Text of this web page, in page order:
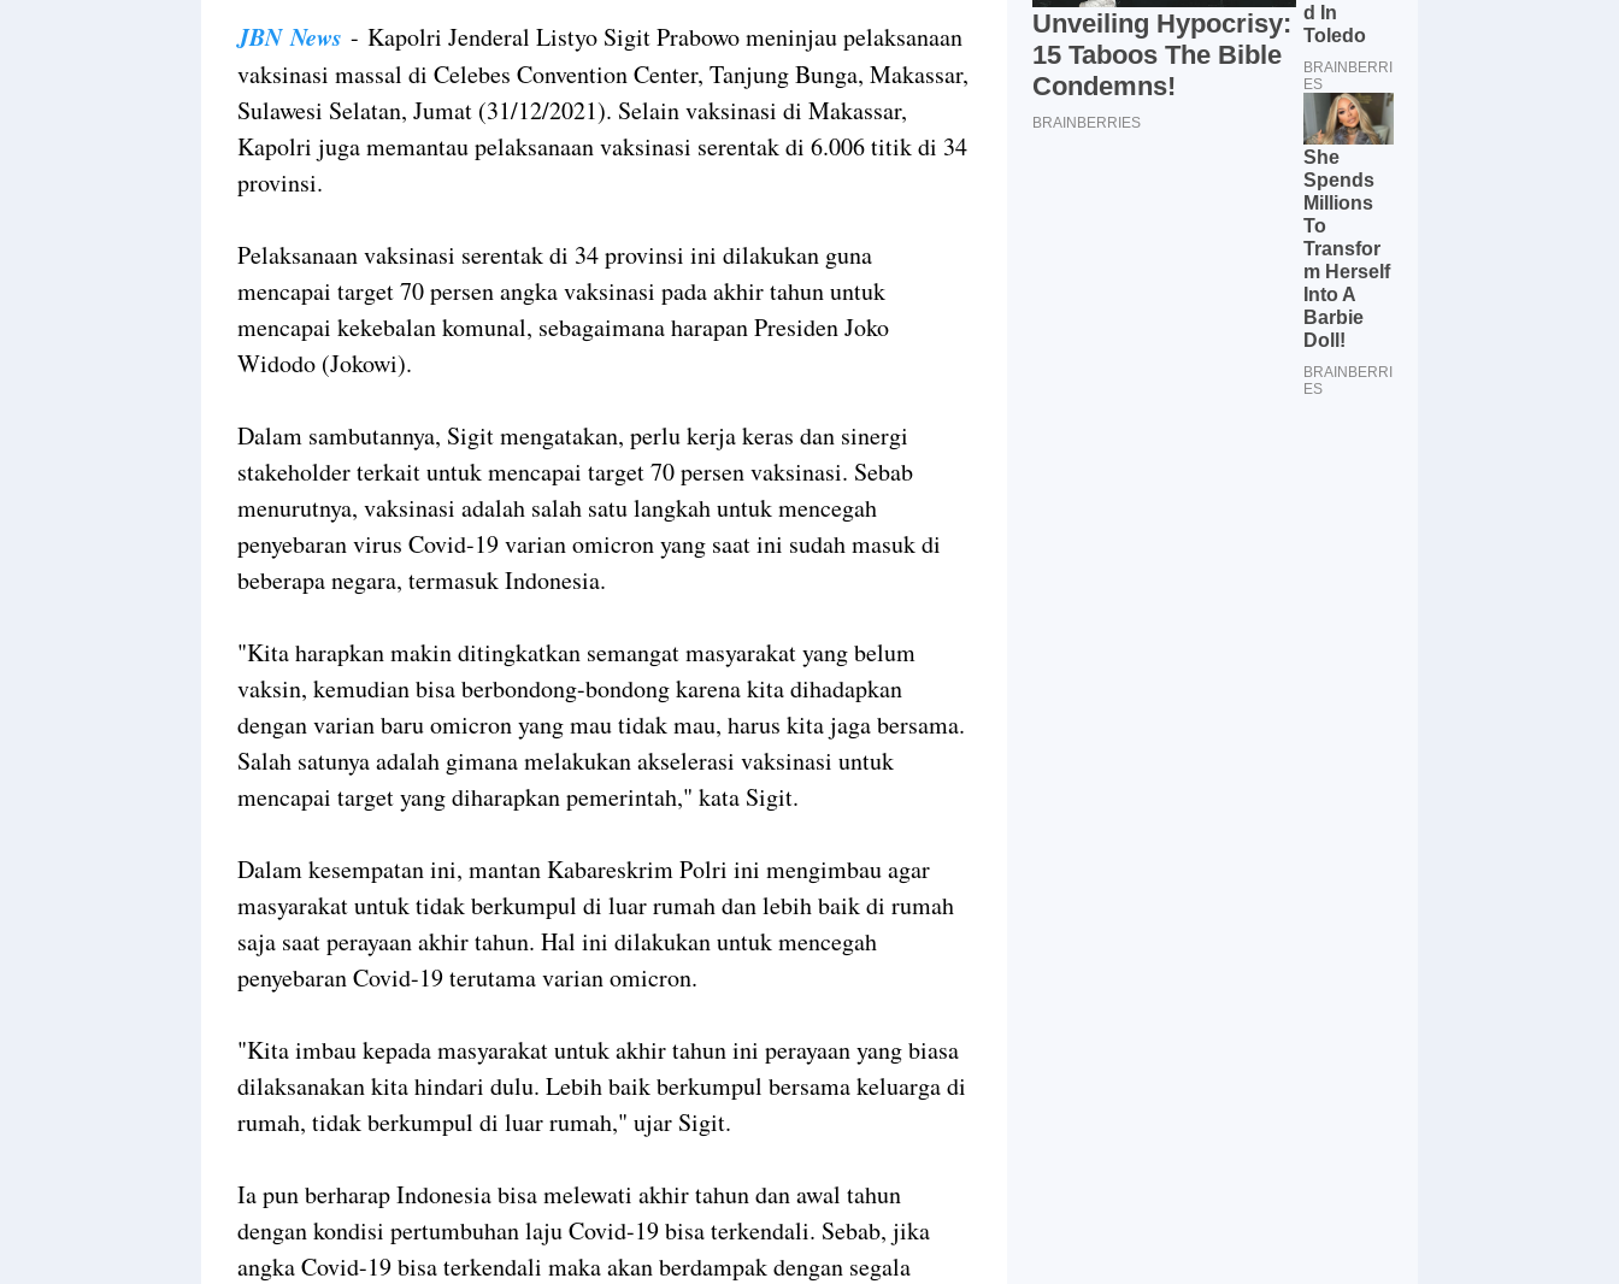
JBN News - Kapolri Jenderal Listyo Sigit Prabowo meninjau pelaksanaan
vaksinasi massal di Celebes Convention Center, Tanjung Bunga, Makassar,
Sulawesi Selatan, Jumat (31/12/2021). Selain vaksinasi di Makassar,
Kapolri juga memantau pelaksanaan vaksinasi serentak di 6.006 titik di 34
provinsi.
Pelaksanaan vaksinasi serentak di 34 provinsi ini dilakukan guna
mencapai target 70 persen angka vaksinasi pada akhir tahun untuk
mencapai kekebalan komunal, sebagaimana harapan Presiden Joko
Widodo (Jokowi).
Dalam sambutannya, Sigit mengatakan, perlu kerja keras dan sinergi
stakeholder terkait untuk mencapai target 70 persen vaksinasi. Sebab
menurutnya, vaksinasi adalah salah satu langkah untuk mencegah
penyebaran virus Covid-19 varian omicron yang saat ini sudah masuk di
beberapa negara, termasuk Indonesia.
"Kita harapkan makin ditingkatkan semangat masyarakat yang belum
vaksin, kemudian bisa berbondong-bondong karena kita dihadapkan
dengan varian baru omicron yang mau tidak mau, harus kita jaga bersama.
Salah satunya adalah gimana melakukan akselerasi vaksinasi untuk
mencapai target yang diharapkan pemerintah," kata Sigit.
Dalam kesempatan ini, mantan Kabareskrim Polri ini mengimbau agar
masyarakat untuk tidak berkumpul di luar rumah dan lebih baik di rumah
saja saat perayaan akhir tahun. Hal ini dilakukan untuk mencegah
penyebaran Covid-19 terutama varian omicron.
"Kita imbau kepada masyarakat untuk akhir tahun ini perayaan yang biasa
dilaksanakan kita hindari dulu. Lebih baik berkumpul bersama keluarga di
rumah, tidak berkumpul di luar rumah," ujar Sigit.
Ia pun berharap Indonesia bisa melewati akhir tahun dan awal tahun
dengan kondisi pertumbuhan laju Covid-19 bisa terkendali. Sebab, jika
angka Covid-19 bisa terkendali maka akan berdampak dengan segala